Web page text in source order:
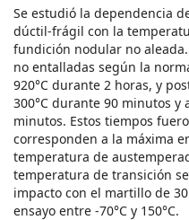
Se estudió la dependencia
dúctil-frágil con la
fundición nodular no
no entalladas según la
920°C durante 2 horas, y
300°C durante 90 minutos y
minutos. Estos tiempos
corresponden a la máxima
temperatura de
temperatura de transición
impacto con el martillo de
ensayo entre -70°C y 150°C.